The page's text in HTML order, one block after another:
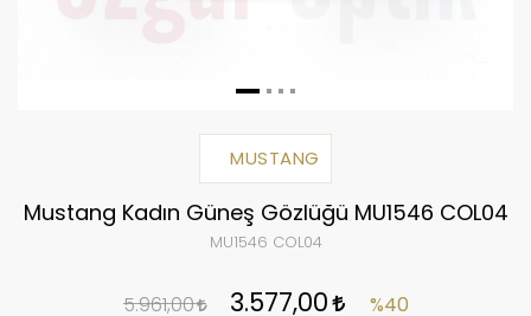
MUSTANG
Mustang Kadın Güneş Gözlüğü MU1546 COL04
MU1546 COL04
5.961,00 3.577,00 %40